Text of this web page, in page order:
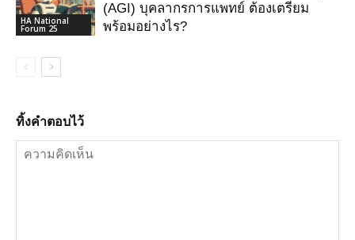
HA National
Forum 25
(AGI) บุคลากรการแพทย์ ต้องเตรียม
พร้อมอย่างไร?
ทิ้งคำตอบไว้